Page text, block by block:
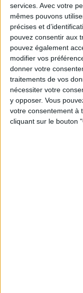
services. Avec votre
mêmes pouvons
précises et
pouvez consentir aux
pouvez également
modifier vos
donner votre
traitements de vos
nécessiter votre
y opposer. Vous
votre consentement à
cliquant sur le bouton
LES PLUS